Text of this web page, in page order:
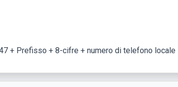
+ Prefisso + 8-cifre + numero di telefono locale